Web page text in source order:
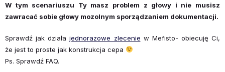
W tym scenariuszu Ty masz problem z głowy i nie musisz
zawracać sobie głowy mozolnym sporządzaniem dokumentacji.
Sprawdź jak działajednorazowe zlecenie w Mefisto- obiecuję Ci,
że jest to proste jak konstrukcja cepa
Ps. Sprawdź FAQ.